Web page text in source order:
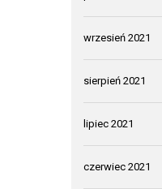
wrzesień 2021
sierpień 2021
lipiec 2021
czerwiec 2021